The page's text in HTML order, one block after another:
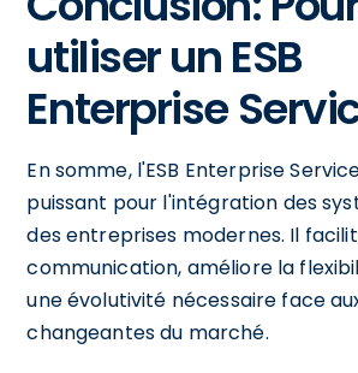
utiliser un ESB
Enterprise
En somme, l'ESB Enterprise
puissant pour l'intégration des
des entreprises modernes. Il
communication, améliore la
une évolutivité nécessaire face
changeantes du marché.